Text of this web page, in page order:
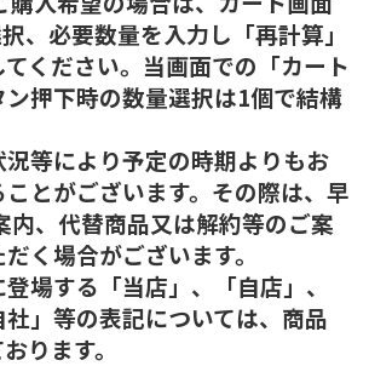
、必要数量を入力し「再計算」
ください。当画面での「カート
押下時の数量選択は1個で結構
等により予定の時期よりもお
とがございます。その際は、早
内、代替商品又は解約等のご案
く場合がございます。
場する「当店」、「自店」、
社」等の表記については、商品
ります。